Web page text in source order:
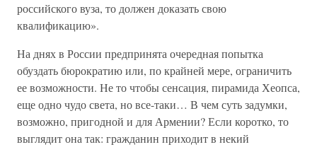
российского вуза, то должен доказать свою
квалификацию».
На днях в России предпринята очередная попытка
обуздать бюрократию или, по крайней мере, ограничить
ее возможности. Не то чтобы сенсация, пирамида Хеопса,
еще одно чудо света, но все-таки… В чем суть задумки,
возможно, пригодной и для Армении? Если коротко, то
выглядит она так: гражданин приходит в некий